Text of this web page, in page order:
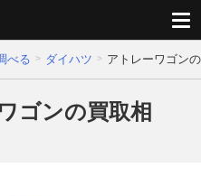
べる ダイハツ アトレーワゴン
ゴンの買取相